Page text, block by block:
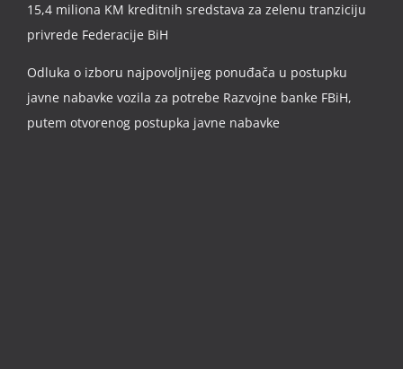
15,4 miliona KM kreditnih sredstava za zelenu tranziciju
privrede Federacije BiH
Odluka o izboru najpovoljnijeg ponuđača u postupku
javne nabavke vozila za potrebe Razvojne banke FBiH,
putem otvorenog postupka javne nabavke